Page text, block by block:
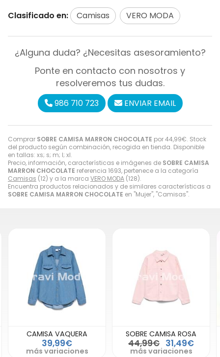
Comprar SOBRE CAMISA MARRON CHOCOLATE por44,99€. Stock
del producto según combinación, recogida en tienda. Disponible
en tallas: xs; s; m; l; xl.
Precio, información, características e imágenes de SOBRE CAMISA
MARRON CHOCOLATE referencia 1693, pertenece a la categoría
Camisas (12) y a la marca VERO MODA (128).
Encuentra productos relacionados y de similares características a
SOBRE CAMISA MARRON CHOCOLATE en "Mujer", "Camisas".
Clasificado en: Camisas VERO MODA
¿Alguna duda? ¿Necesitas asesoramiento?
Ponte en contacto con nosotros y
resolveremos tus dudas.
986 710 723 ENVIAR EMAIL
CAMISA VAQUERA
39,99€
más variaciones
SOBRE CAMISA ROSA
44,99€ 31,49€
más variaciones